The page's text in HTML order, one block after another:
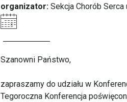
organizator: Sekcja Chorób
Szanowni Państwo,
zapraszamy do udziału w
Tegoroczna Konferencja